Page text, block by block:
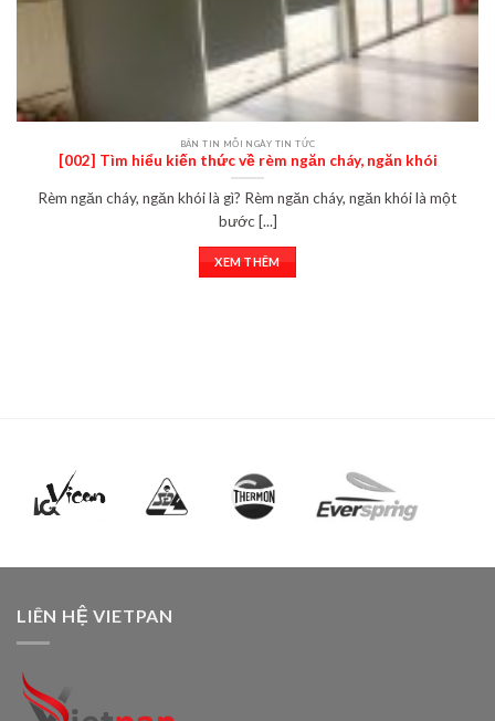
BẢN TIN MỖI NGÀY TIN TỨC
[002] Tìm hiểu kiến thức về rèm ngăn cháy, ngăn khói
Rèm ngăn cháy, ngăn khói là gì? Rèm ngăn cháy, ngăn khói là một
bước [...]
XEM THÊM
LIÊN HỆ VIETPAN